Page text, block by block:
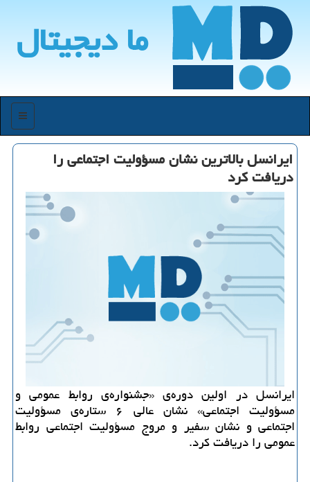
ما دیجیتال
منو
ایرانسل بالاترین نشان مسؤولیت اجتماعی را
دریافت کرد
ایرانسل در اولین دوره‌ی «جشنواره‌ی روابط عمومی و
مسؤولیت اجتماعی» نشان عالی ۶ ستاره‌ی مسؤولیت
اجتماعی و نشان سفیر و مروج مسؤولیت اجتماعی روابط
عمومی را دریافت کرد.